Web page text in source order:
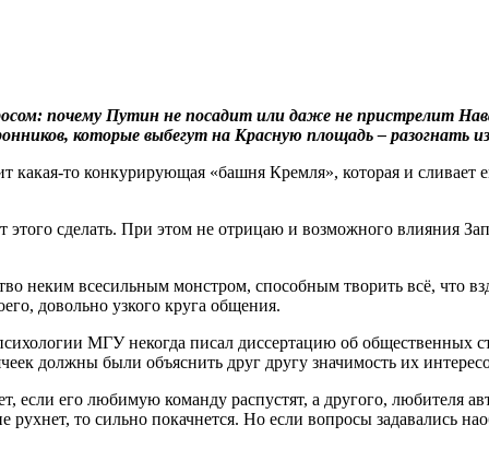
почему Путин не посадит или даже не пристрелит
которые выбегут на Красную площадь – разогнать
то конкурирующая «башня Кремля», которая и
сделать. При этом не отрицаю и возможного влияния
неким всесильным монстром, способным творить всё, что
довольно узкого круга общения.
МГУ некогда писал диссертацию об общественных
должны были объяснить друг другу значимость их
если его любимую команду распустят, а другого, любителя
то сильно покачнется. Но если вопросы задавались